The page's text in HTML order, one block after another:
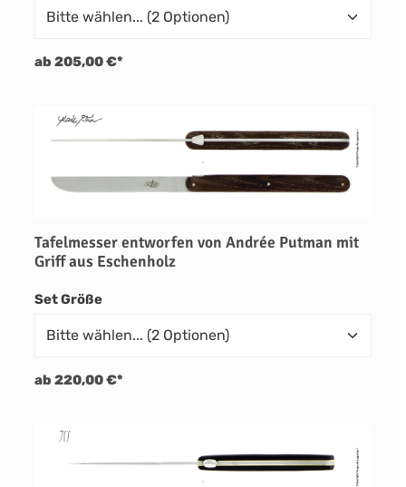
ab 205,00 €*
Tafelmesser entworfen von Andrée Putman mit
Griff aus Eschenholz
Set Größeauswählen
ab 220,00 €*